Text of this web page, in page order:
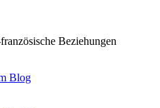
Beziehungen
Blog